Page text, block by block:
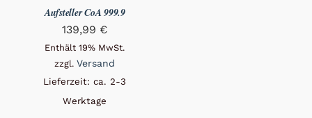
Aufsteller CoA 999.9
139,99 €
Enthält 19% MwSt.
zzgl.Versand
Lieferzeit: ca. 2-3
Werktage